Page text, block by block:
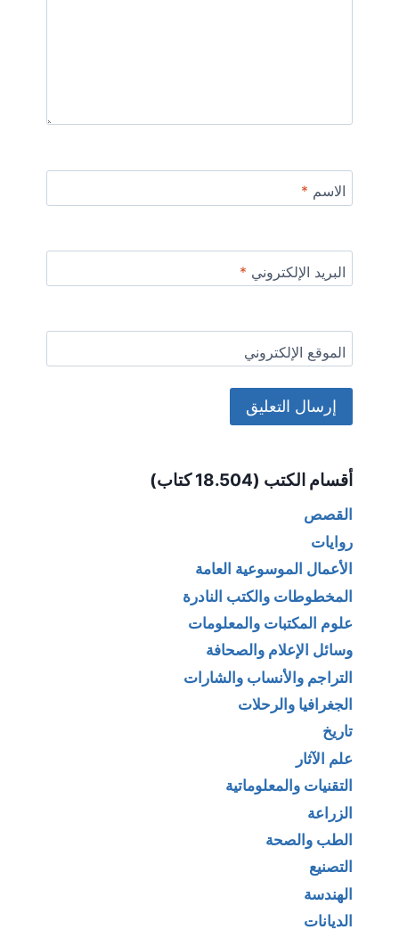
الاسم *
البريد الإلكتروني *
الموقع الإلكتروني
أقسام الكتب (18.504 كتاب)
القصص
روايات
الأعمال الموسوعية العامة
المخطوطات والكتب النادرة
علوم المكتبات والمعلومات
وسائل الإعلام والصحافة
التراجم والأنساب والشارات
الجغرافيا والرحلات
تاريخ
علم الآثار
التقنيات والمعلوماتية
الزراعة
الطب والصحة
التصنيع
الهندسة
الديانات